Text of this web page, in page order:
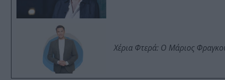
Χέρια Φτερά: Ο Μάριος